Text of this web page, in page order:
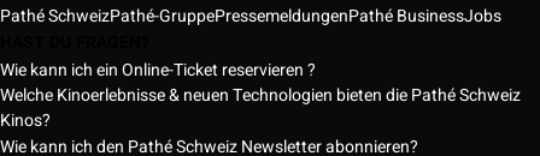
Pathé SchweizPathé-GruppePressemeldungenPathé BusinessJobs
Wie kann ich ein Online-Ticket reservieren ?
Welche Kinoerlebnisse & neuen Technologien bieten die Pathé Schweiz
Kinos?
Wie kann ich den Pathé Schweiz Newsletter abonnieren?